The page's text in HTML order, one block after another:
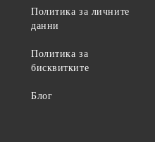
Политика за личните
данни
Политика за
бисквитките
Блог